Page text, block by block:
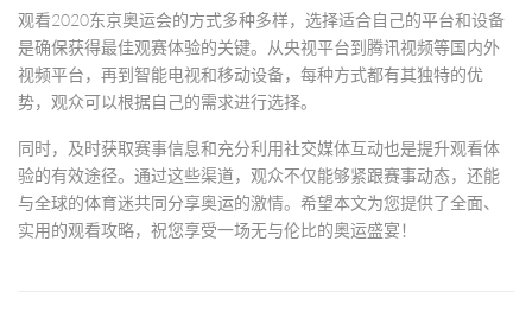
观看2020东京奥运会的方式多种多样，选择适合自己的平台和设备
是确保获得最佳观赛体验的关键。从央视平台到腾讯视频等国内外
视频平台，再到智能电视和移动设备，每种方式都有其独特的优
势，观众可以根据自己的需求进行选择。
同时，及时获取赛事信息和充分利用社交媒体互动也是提升观看体
验的有效途径。通过这些渠道，观众不仅能够紧跟赛事动态，还能
与全球的体育迷共同分享奥运的激情。希望本文为您提供了全面、
实用的观看攻略，祝您享受一场无与伦比的奥运盛宴！